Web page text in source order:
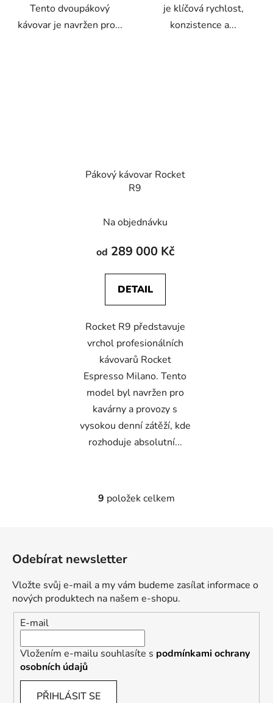
Tento dvoupákový
kávovar je navržen pro...
je klíčová rychlost,
konzistence a...
Pákový kávovar Rocket
R9
Na objednávku
od 289 000 Kč
DETAIL
Rocket R9 představuje
vrchol profesionálních
kávovarů Rocket
Espresso Milano. Tento
model byl navržen pro
kavárny a provozy s
vysokou denní zátěží, kde
rozhoduje absolutní...
O
c
í
p
k
9 položek celkem
Odebírat newsletter
Vložte svůj e-mail a my vám budeme zasílat informace o
nových produktech na našem e-shopu.
E-mail
Vložením e-mailu souhlasíte s podmínkami ochrany
osobních údajů
PŘIHLÁSIT SE